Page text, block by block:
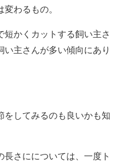
わるもの。
短かくカットする飼い主さ
い主さんが多い傾向にあり
をしてみるのも良いかも知
長さにについては、一度ト